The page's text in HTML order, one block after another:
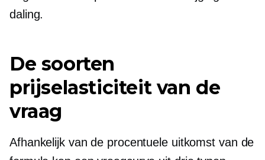
daling.
De soorten
prijselasticiteit van de
vraag
Afhankelijk van de procentuele uitkomst van de